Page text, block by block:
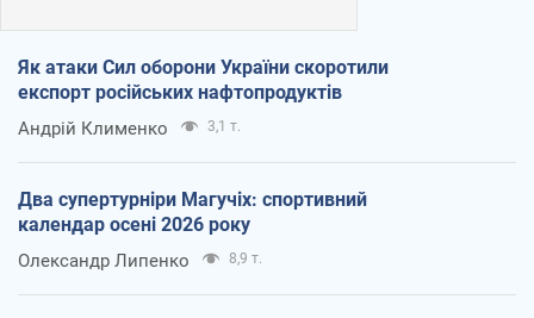
Як атаки Сил оборони України скоротили
експорт російських нафтопродуктів
Андрій Клименко 3,1 т.
Два супертурніри Магучіх: спортивний
календар осені 2026 року
Олександр Липенко 8,9 т.